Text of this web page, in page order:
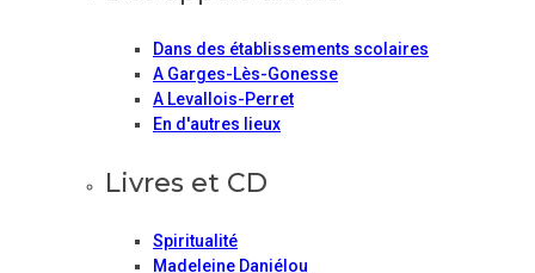
Dans des établissements scolaires
A Garges-Lès-Gonesse
A Levallois-Perret
En d'autres lieux
Livres et CD
Spiritualité
Madeleine Daniélou